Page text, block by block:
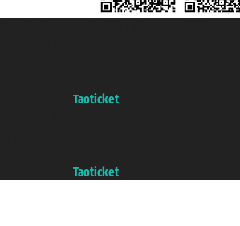
Taoticket
Taoticket